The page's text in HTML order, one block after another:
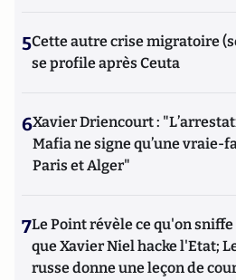
5Cette autre crise migratoire
se profile après Ceuta
6Xavier Driencourt :
Mafia ne signe qu’une vraie-
Paris et Alger"
7Le Point révèle ce qu'on
que Xavier Niel hacke l'Etat;
russe donne une leçon de